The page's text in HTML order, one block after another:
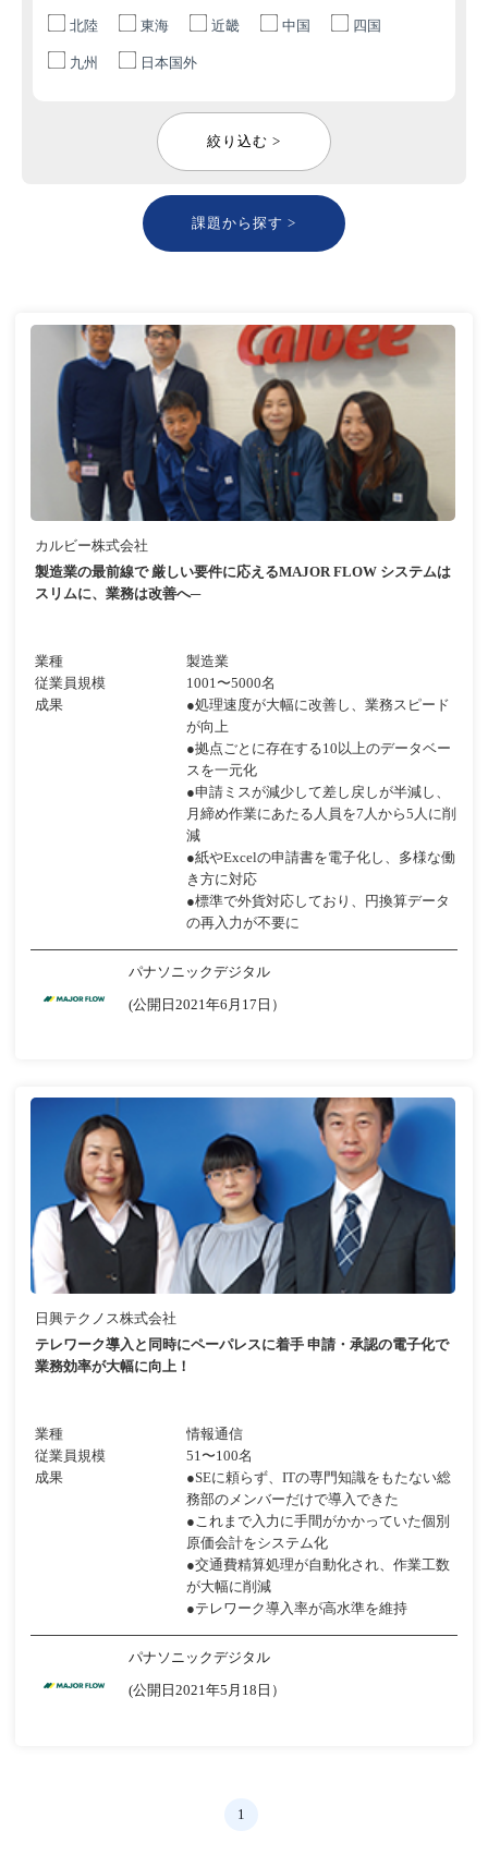
北陸 東海 近畿 中国 四国
九州 日本国外
絞り込む >
課題から探す >
カルビー株式会社
製造業の最前線で 厳しい要件に応えるMAJOR FLOW システムは
スリムに、業務は改善へ─
業種
製造業
従業員規模
1001〜5000名
成果
●処理速度が大幅に改善し、業務スピード
が向上
●拠点ごとに存在する10以上のデータベー
スを一元化
●申請ミスが減少して差し戻しが半減し、
月締め作業にあたる人員を7人から5人に削
減
●紙やExcelの申請書を電子化し、多様な働
き方に対応
●標準で外貨対応しており、円換算データ
の再入力が不要に
パナソニックデジタル
(公開日2021年6月17日）
日興テクノス株式会社
テレワーク導入と同時にペーパレスに着手 申請・承認の電子化で
業務効率が大幅に向上！
業種
情報通信
従業員規模
51〜100名
成果
●SEに頼らず、ITの専門知識をもたない総
務部のメンバーだけで導入できた
●これまで入力に手間がかかっていた個別
原価会計をシステム化
●交通費精算処理が自動化され、作業工数
が大幅に削減
●テレワーク導入率が高水準を維持
パナソニックデジタル
(公開日2021年5月18日）
1